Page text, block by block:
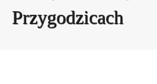
Przygodzicach